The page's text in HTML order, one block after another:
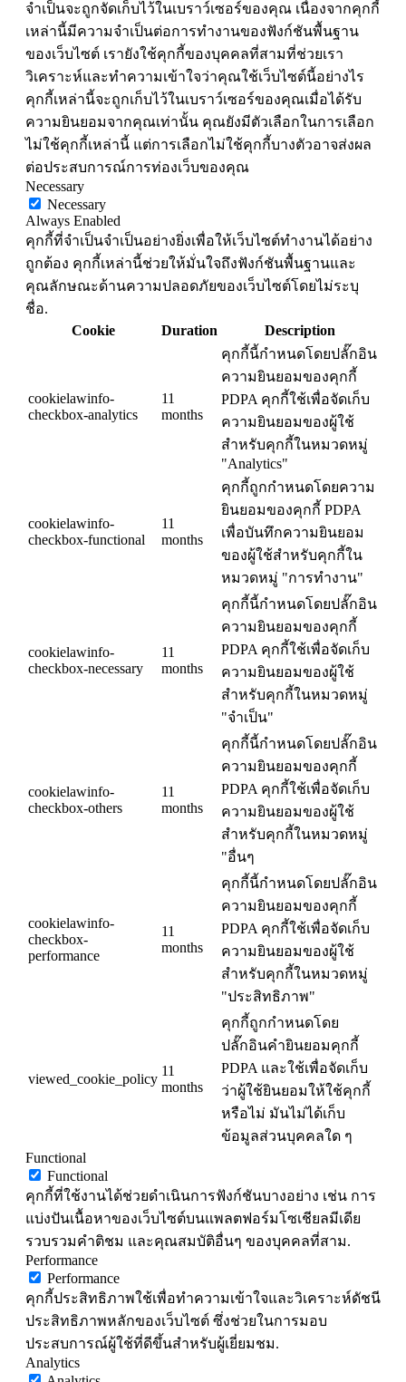
จำเป็นจะถูกจัดเก็บไว้ในเบราว์เซอร์ของคุณ เนื่องจากคุกกี้
เหล่านี้มีความจำเป็นต่อการทำงานของฟังก์ชันพื้นฐาน
ของเว็บไซต์ เรายังใช้คุกกี้ของบุคคลที่สามที่ช่วยเรา
วิเคราะห์และทำความเข้าใจว่าคุณใช้เว็บไซต์นี้อย่างไร
คุกกี้เหล่านี้จะถูกเก็บไว้ในเบราว์เซอร์ของคุณเมื่อได้รับ
ความยินยอมจากคุณเท่านั้น คุณยังมีตัวเลือกในการเลือก
ไม่ใช้คุกกี้เหล่านี้ แต่การเลือกไม่ใช้คุกกี้บางตัวอาจส่งผล
ต่อประสบการณ์การท่องเว็บของคุณ
Necessary
Necessary
Always Enabled
คุกกี้ที่จำเป็นจำเป็นอย่างยิ่งเพื่อให้เว็บไซต์ทำงานได้อย่าง
ถูกต้อง คุกกี้เหล่านี้ช่วยให้มั่นใจถึงฟังก์ชันพื้นฐานและ
คุณลักษณะด้านความปลอดภัยของเว็บไซต์โดยไม่ระบุ
ชื่อ.
Cookie
Duration Description
cookielawinfo-
checkbox-analytics
11
months
คุกกี้นี้กำหนดโดยปลั๊กอิน
ความยินยอมของคุกกี้
PDPA คุกกี้ใช้เพื่อจัดเก็บ
ความยินยอมของผู้ใช้
สำหรับคุกกี้ในหมวดหมู่
"Analytics"
cookielawinfo-
checkbox-functional
11
months
คุกกี้ถูกกำหนดโดยความ
ยินยอมของคุกกี้ PDPA
เพื่อบันทึกความยินยอม
ของผู้ใช้สำหรับคุกกี้ใน
หมวดหมู่ "การทำงาน"
cookielawinfo-
checkbox-necessary
11
months
คุกกี้นี้กำหนดโดยปลั๊กอิน
ความยินยอมของคุกกี้
PDPA คุกกี้ใช้เพื่อจัดเก็บ
ความยินยอมของผู้ใช้
สำหรับคุกกี้ในหมวดหมู่
"จำเป็น"
cookielawinfo-
checkbox-others
11
months
คุกกี้นี้กำหนดโดยปลั๊กอิน
ความยินยอมของคุกกี้
PDPA คุกกี้ใช้เพื่อจัดเก็บ
ความยินยอมของผู้ใช้
สำหรับคุกกี้ในหมวดหมู่
"อื่นๆ
cookielawinfo-
checkbox-
performance
11
months
คุกกี้นี้กำหนดโดยปลั๊กอิน
ความยินยอมของคุกกี้
PDPA คุกกี้ใช้เพื่อจัดเก็บ
ความยินยอมของผู้ใช้
สำหรับคุกกี้ในหมวดหมู่
"ประสิทธิภาพ"
viewed_cookie_policy
11
months
คุกกี้ถูกกำหนดโดย
ปลั๊กอินคำยินยอมคุกกี้
PDPA และใช้เพื่อจัดเก็บ
ว่าผู้ใช้ยินยอมให้ใช้คุกกี้
หรือไม่ มันไม่ได้เก็บ
ข้อมูลส่วนบุคคลใด ๆ
Functional
Functional
คุกกี้ที่ใช้งานได้ช่วยดำเนินการฟังก์ชันบางอย่าง เช่น การ
แบ่งปันเนื้อหาของเว็บไซต์บนแพลตฟอร์มโซเชียลมีเดีย
รวบรวมคำติชม และคุณสมบัติอื่นๆ ของบุคคลที่สาม.
Performance
Performance
คุกกี้ประสิทธิภาพใช้เพื่อทำความเข้าใจและวิเคราะห์ดัชนี
ประสิทธิภาพหลักของเว็บไซต์ ซึ่งช่วยในการมอบ
ประสบการณ์ผู้ใช้ที่ดีขึ้นสำหรับผู้เยี่ยมชม.
Analytics